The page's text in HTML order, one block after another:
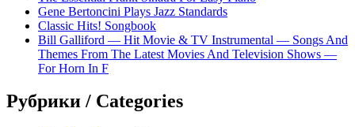
Gene Bertoncini Plays Jazz Standards
Classic Hits! Songbook
Bill Galliford — Hit Movie & TV Instrumental — Songs And
Themes From The Latest Movies And Television Shows —
For Horn In F
Рубрики / Categories